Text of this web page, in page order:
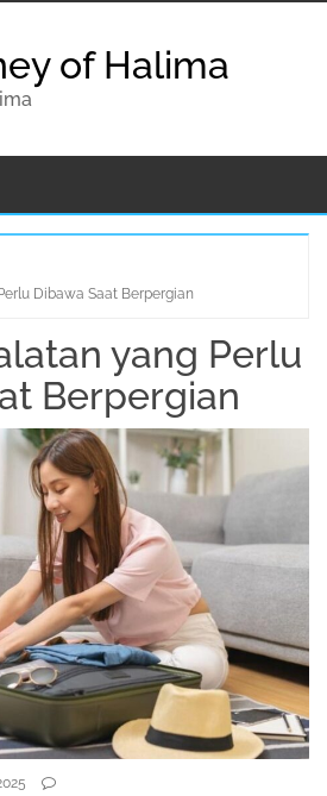
of Halima
Dibawa Saat Berpergian
yang Perlu
Berpergian